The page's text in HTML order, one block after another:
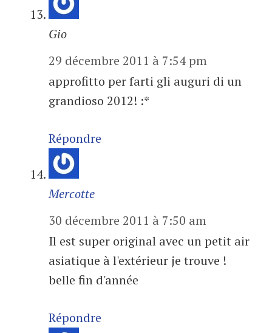
Gio
29 décembre 2011 à 7:54 pm
approfitto per farti gli auguri di un
grandioso 2012! :*
Répondre
Mercotte
30 décembre 2011 à 7:50 am
Il est super original avec un petit air
asiatique à l'extérieur je trouve !
belle fin d'année
Répondre